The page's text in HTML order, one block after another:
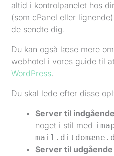
altid i kontrolpanelet hos
(som cPanel eller
de sendte dig.
Du kan også læse mere
webhotel i vores guide til
WordPress.
Du skal lede efter disse
Server til
noget i stil med
Server til